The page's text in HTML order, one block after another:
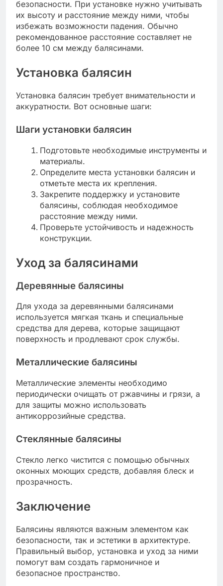
безопасности. При установке нужно учитывать
их высоту и расстояние между ними, чтобы
избежать возможности падения. Обычно
рекомендованное расстояние составляет не
более 10 см между балясинами.
Установка балясин
Установка балясин требует внимательности и
аккуратности. Вот основные шаги:
Шаги установки балясин
Подготовьте необходимые инструменты и
материалы.
Определите места установки балясин и
отметьте места их крепления.
Закрепите поддержку и установите
балясины, соблюдая необходимое
расстояние между ними.
Проверьте устойчивость и надежность
конструкции.
Уход за балясинами
Деревянные балясины
Для ухода за деревянными балясинами
используется мягкая ткань и специальные
средства для дерева, которые защищают
поверхность и продлевают срок службы.
Металлические балясины
Металлические элементы необходимо
периодически очищать от ржавчины и грязи, а
для защиты можно использовать
антикоррозийные средства.
Стеклянные балясины
Стекло легко чистится с помощью обычных
оконных моющих средств, добавляя блеск и
прозрачность.
Заключение
Балясины являются важным элементом как
безопасности, так и эстетики в архитектуре.
Правильный выбор, установка и уход за ними
помогут вам создать гармоничное и
безопасное пространство.